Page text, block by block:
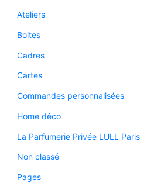
Ateliers
Boites
Cadres
Cartes
Commandes personnalisées
Home déco
La Parfumerie Privée LULL Paris
Non classé
Pages